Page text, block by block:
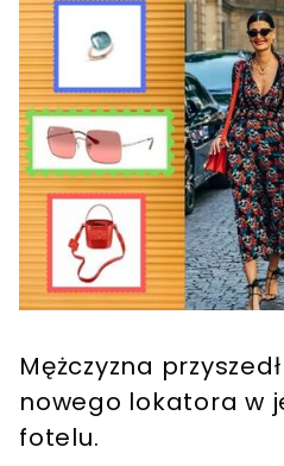
Mężczyzna
nowego lokatora w
fotelu.